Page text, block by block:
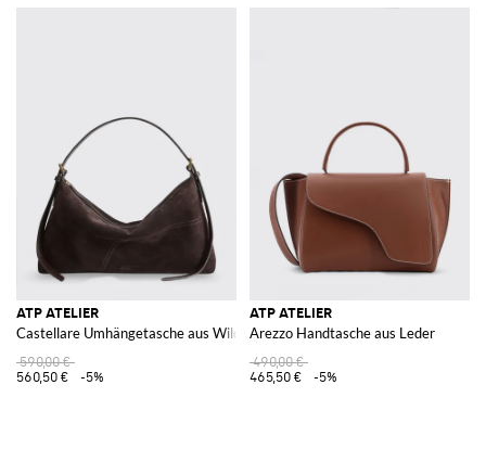
ATP ATELIER
Castellare Umhängetasche aus Wildleder
590,00 €
560,50 €
-5%
ATP ATELIER
Arezzo Handtasche aus Leder
490,00 €
465,50 €
-5%